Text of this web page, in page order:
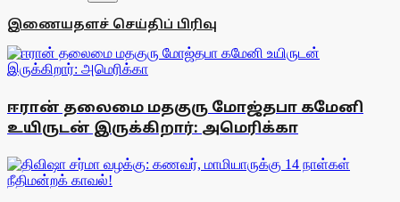
இணையதளச் செய்திப் பிரிவு
ஈரான் தலைமை மதகுரு மோஜ்தபா கமேனி
உயிருடன் இருக்கிறார்: அமெரிக்கா